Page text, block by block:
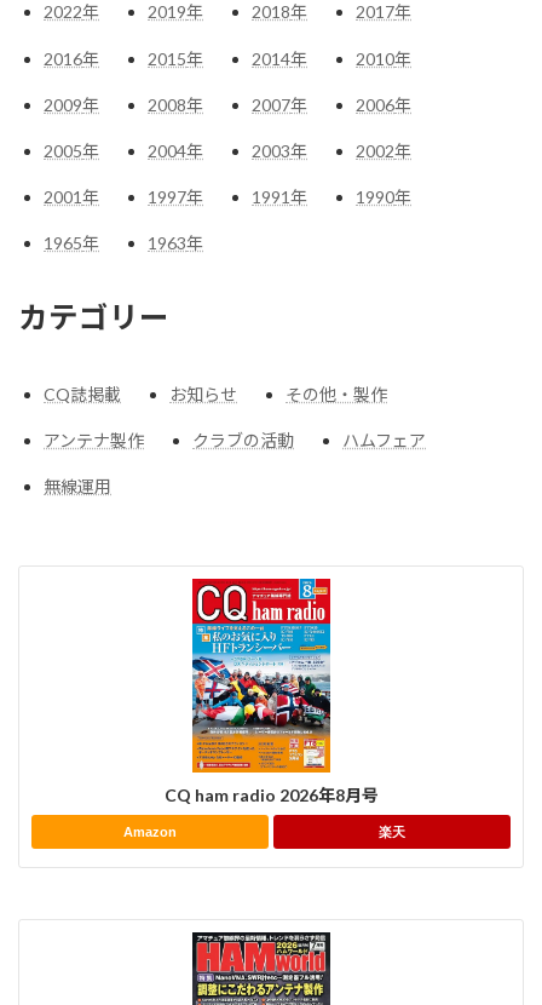
2022年 2019年 2018年 2017年
2016年 2015年 2014年 2010年
2009年 2008年 2007年 2006年
2005年 2004年 2003年 2002年
2001年 1997年 1991年 1990年
1965年 1963年
カテゴリー
CQ誌掲載 お知らせ その他・製作
アンテナ製作 クラブの活動 ハムフェア
無線運用
CQ ham radio 2026年8月号
Amazon 楽天